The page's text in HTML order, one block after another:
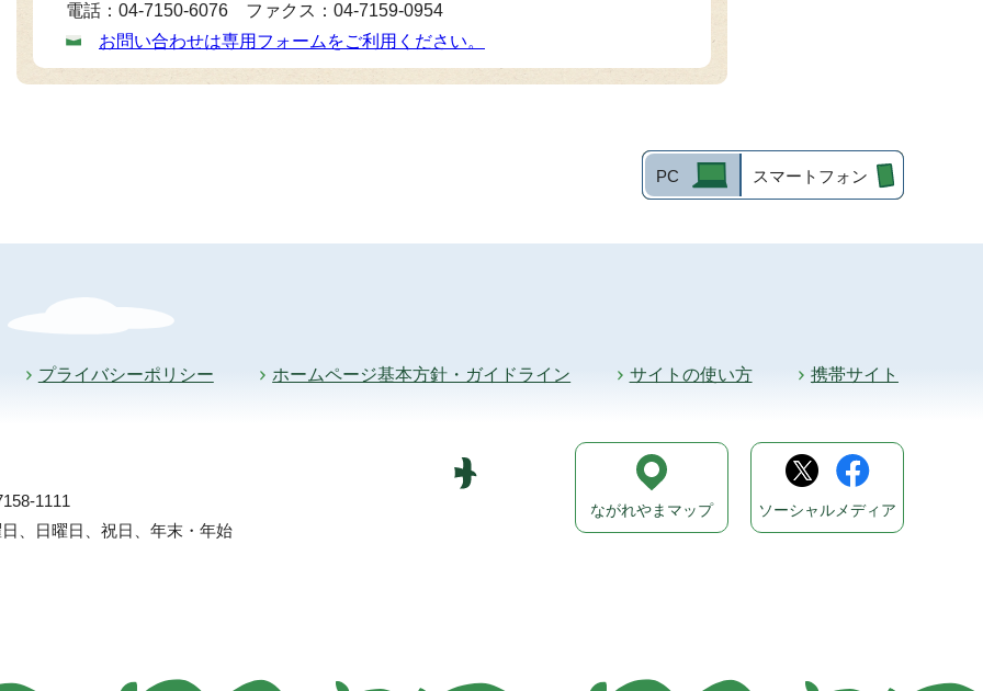
電話：04-7150-6076 ファクス：04-7159-0954
お問い合わせは専用フォームをご利用ください。
PC スマートフォン
プライバシーポリシー ホームページ基本方針・ガイドライン サイトの使い方 携帯サイト
1111
、日曜日、祝日、年末・年始
ながれやまマップ ソーシャルメディア